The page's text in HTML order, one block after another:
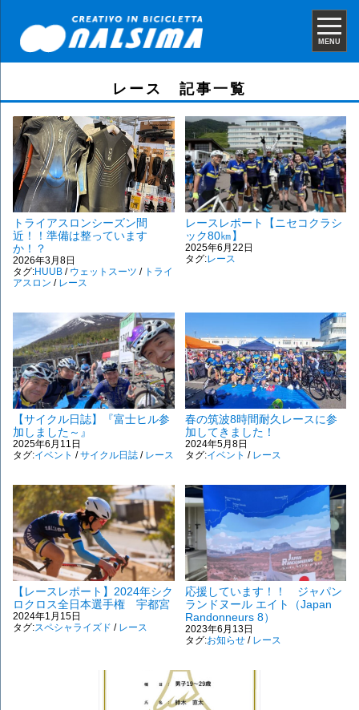
MENU
レース 記事一覧
トライアスロンシーズン間
近！！準備は整っています
か！？
2026年3月8日
タグ:HUUB/ ウェットスーツ / トライ
アスロン / レース
レースレポート【ニセコクラシ
ック80㎞】
2025年6月22日
タグ:レース
【サイクル日誌】『富士ヒル参
加しました～』
2025年6月11日
タグ:イベント /サイクル日誌/ レース
春の筑波8時間耐久レースに参
加してきました！
2024年5月8日
タグ:イベント / レース
【レースレポート】2024年シク
ロクロス全日本選手権 宇都宮
2024年1月15日
タグ:スペシャライズド / レース
応援しています！！ ジャパン
ランドヌール エイト（Japan
Randonneurs 8）
2023年6月13日
タグ:お知らせ/ レース